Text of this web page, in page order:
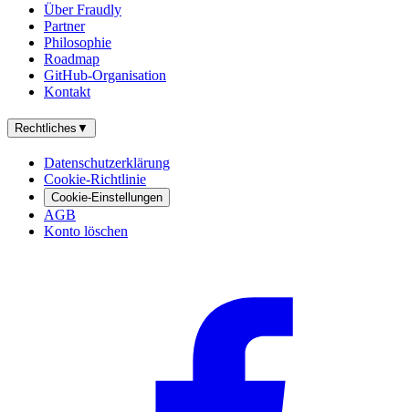
Über Fraudly
Partner
Philosophie
Roadmap
GitHub-Organisation
Kontakt
Rechtliches ▼
Datenschutzerklärung
Cookie-Richtlinie
Cookie-Einstellungen
AGB
Konto löschen